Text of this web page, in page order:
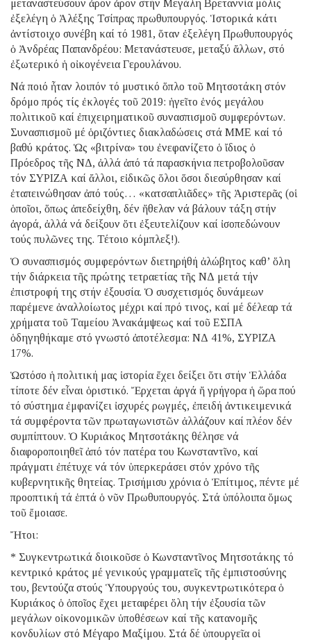
μεταναστεύσουν ἆρον ἆρον στήν Μεγάλη Βρεταννία μόλις
ἐξελέγη ὁ Ἀλέξης Τσίπρας πρωθυπουργός. Ἱστορικά κάτι
ἀντίστοιχο συνέβη καί τό 1981, ὅταν ἐξελέγη Πρωθυπουργός
ὁ Ἀνδρέας Παπανδρέου: Μετανάστευσε, μεταξύ ἄλλων, στό
ἐξωτερικό ἡ οἰκογένεια Γερουλάνου.
Νά ποιό ἦταν λοιπόν τό μυστικό ὅπλο τοῦ Μητσοτάκη στόν
δρόμο πρός τίς ἐκλογές τοῦ 2019: ἡγεῖτο ἑνός μεγάλου
πολιτικοῦ καί ἐπιχειρηματικοῦ συνασπισμοῦ συμφερόντων.
Συνασπισμοῦ μέ ὁριζόντιες διακλαδώσεις στά ΜΜΕ καί τό
βαθύ κράτος. Ὡς «βιτρίνα» του ἐνεφανίζετο ὁ ἴδιος ὁ
Πρόεδρος τῆς ΝΔ, ἀλλά ἀπό τά παρασκήνια πετροβολοῦσαν
τόν ΣΥΡΙΖΑ καί ἄλλοι, εἰδικῶς ὅλοι ὅσοι διεσύρθησαν καί
ἐταπεινώθησαν ἀπό τούς… «κατσαπλιᾶδες» τῆς Ἀριστερᾶς (οἱ
ὁποῖοι, ὅπως ἀπεδείχθη, δέν ἤθελαν νά βάλουν τάξη στήν
ἀγορά, ἀλλά νά δείξουν ὅτι ἐξευτελίζουν καί ἰσοπεδώνουν
τούς πυλῶνες της. Τέτοιο κόμπλεξ!).
Ὁ συνασπισμός συμφερόντων διετηρήθή ἀλώβητος καθ’ ὅλη
τήν διάρκεια τῆς πρώτης τετραετίας τῆς ΝΔ μετά τήν
ἐπιστροφή της στήν ἐξουσία. Ὁ συσχετισμός δυνάμεων
παρέμενε ἀναλλοίωτος μέχρι καί πρό τινος, καί μέ δέλεαρ τά
χρήματα τοῦ Ταμείου Ἀνακάμψεως καί τοῦ ΕΣΠΑ
ὁδηγηθήκαμε στό γνωστό ἀποτέλεσμα: ΝΔ 41%, ΣΥΡΙΖΑ
17%.
Ὡστόσο ἡ πολιτική μας ἱστορία ἔχει δείξει ὅτι στήν Ἑλλάδα
τίποτε δέν εἶναι ὁριστικό. Ἔρχεται ἀργά ἤ γρήγορα ἡ ὥρα πού
τό σύστημα ἐμφανίζει ἰσχυρές ρωγμές, ἐπειδή ἀντικειμενικά
τά συμφέροντα τῶν πρωταγωνιστῶν ἀλλάζουν καί πλέον δέν
συμπίπτουν. Ὁ Κυριάκος Μητσοτάκης θέλησε νά
διαφοροποιηθεῖ ἀπό τόν πατέρα του Κωνσταντῖνο, καί
πράγματι ἐπέτυχε νά τόν ὑπερκεράσει στόν χρόνο τῆς
κυβερνητικῆς θητείας. Τρισήμισυ χρόνια ὁ Ἐπίτιμος, πέντε μέ
προοπτική τά ἑπτά ὁ νῦν Πρωθυπουργός. Στά ὑπόλοιπα ὅμως
τοῦ ἔμοιασε.
Ἤτοι:
* Συγκεντρωτικά διοικοῦσε ὁ Κωνσταντῖνος Μητσοτάκης τό
κεντρικό κράτος μέ γενικούς γραμματεῖς τῆς ἐμπιστοσύνης
του, βεντούζα στούς Ὑπουργούς του, συγκεντρωτικότερα ὁ
Κυριάκος ὁ ὁποῖος ἔχει μεταφέρει ὅλη τήν ἐξουσία τῶν
μεγάλων οἰκονομικῶν ὑποθέσεων καί τῆς κατανομῆς
κονδυλίων στό Μέγαρο Μαξίμου. Στά δέ ὑπουργεῖα οἱ